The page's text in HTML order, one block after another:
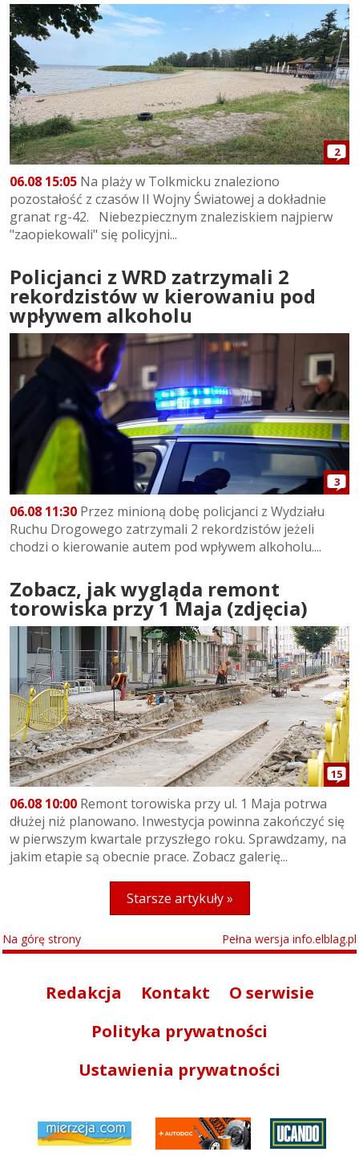
2
06.08 15:05 Na plaży w Tolkmicku znaleziono
pozostałość z czasów II Wojny Światowej a dokładnie
granat rg-42. Niebezpiecznym znaleziskiem najpierw
"zaopiekowali" się policyjni...
Policjanci z WRD zatrzymali 2
rekordzistów w kierowaniu pod
wpływem alkoholu
3
06.08 11:30 Przez minioną dobę policjanci z Wydziału
Ruchu Drogowego zatrzymali 2 rekordzistów jeżeli
chodzi o kierowanie autem pod wpływem alkoholu....
Zobacz, jak wygląda remont
torowiska przy 1 Maja (zdjęcia)
15
06.08 10:00 Remont torowiska przy ul. 1 Maja potrwa
dłużej niż planowano. Inwestycja powinna zakończyć się
w pierwszym kwartale przyszłego roku. Sprawdzamy, na
jakim etapie są obecnie prace. Zobacz galerię...
Starsze artykuły »
Na górę strony Pełna wersja info.elblag.pl
Redakcja Kontakt
O serwisie
Polityka prywatności
Ustawienia prywatności